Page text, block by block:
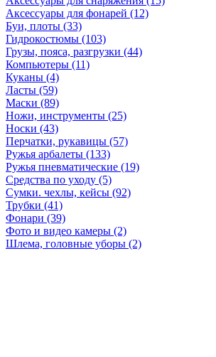
Аксессуары для фонарей (12)
Буи, плоты (33)
Гидрокостюмы (103)
Грузы, пояса, разгрузки (44)
Компьютеры (11)
Куканы (4)
Ласты (59)
Маски (89)
Ножи, инструменты (25)
Носки (43)
Перчатки, рукавицы (57)
Ружья арбалеты (133)
Ружья пневматические (19)
Средства по уходу (5)
Сумки. чехлы, кейсы (92)
Трубки (41)
Фонари (39)
Фото и видео камеры (2)
Шлема, головные уборы (2)